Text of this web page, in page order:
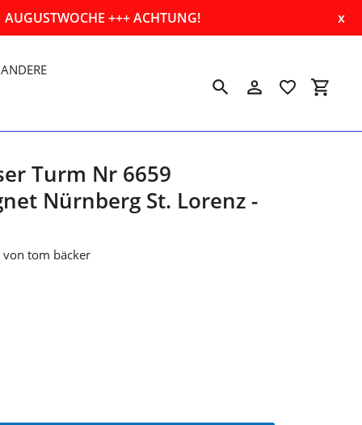
AUGUSTWOCHE +++ ACHTUNG! x
ANDERE
SuchenEinloggen
Turm Nr 6659
Nürnberg St. Lorenz -
tom bäcker